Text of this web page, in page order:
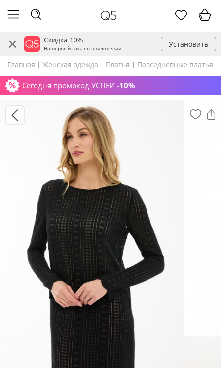
Скидка 10%
На первый заказ в приложении Установить
Главная Женская одежда Платья Повседневные платья
Сегодня промокод УСПЕЙ -10%